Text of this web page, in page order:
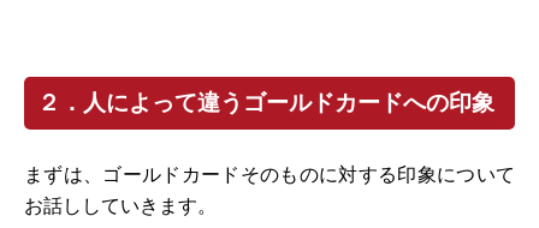
２．人によって違うゴールドカードへの印象
まずは、ゴールドカードそのものに対する印象について
お話ししていきます。